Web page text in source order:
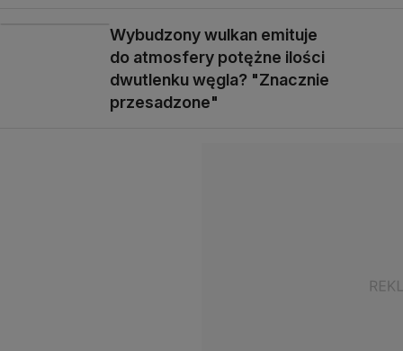
Wybudzony wulkan emituje
do atmosfery potężne ilości
dwutlenku węgla? "Znacznie
przesadzone"